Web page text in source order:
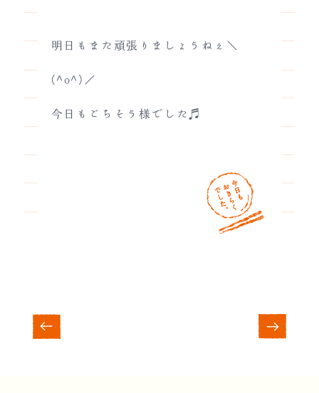
明日もまた頑張りましょうねぇ＼
(^o^)／
今日もごちそう様でした♬